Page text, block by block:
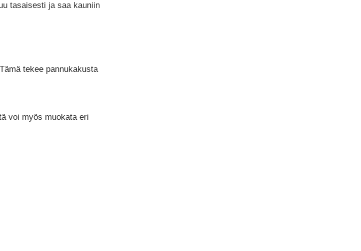
tasaisesti ja saa kauniin
tekee pannukakusta
voi myös muokata eri